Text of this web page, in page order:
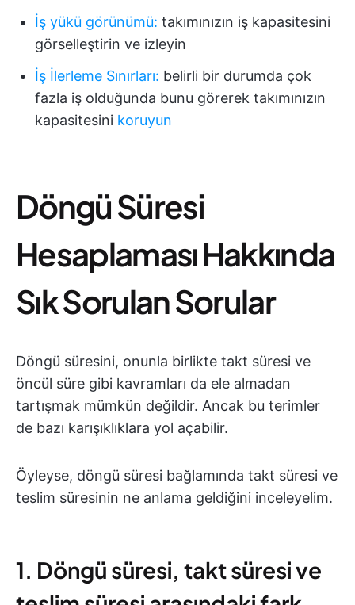
İş yükü görünümü: takımınızın iş kapasitesini
görselleştirin ve izleyin
İş İlerleme Sınırları: belirli bir durumda çok
fazla iş olduğunda bunu görerek takımınızın
kapasitesini koruyun
Döngü Süresi
Hesaplaması Hakkında
Sık Sorulan Sorular
Döngü süresini, onunla birlikte takt süresi ve
öncül süre gibi kavramları da ele almadan
tartışmak mümkün değildir. Ancak bu terimler
de bazı karışıklıklara yol açabilir.
Öyleyse, döngü süresi bağlamında takt süresi ve
teslim süresinin ne anlama geldiğini inceleyelim.
1. Döngü süresi, takt süresi ve